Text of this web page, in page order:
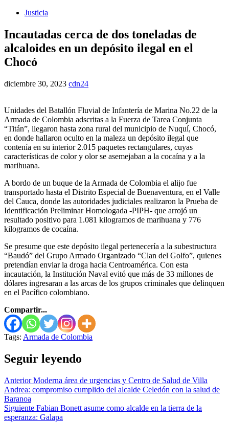
Justicia
Incautadas cerca de dos toneladas de
alcaloides en un depósito ilegal en el
Chocó
diciembre 30, 2023 cdn24
Unidades del Batallón Fluvial de Infantería de Marina No.22 de la
Armada de Colombia adscritas a la Fuerza de Tarea Conjunta
“Titán”, llegaron hasta zona rural del municipio de Nuquí, Chocó,
en donde hallaron oculto en la maleza un depósito ilegal que
contenía en su interior 2.015 paquetes rectangulares, cuyas
características de color y olor se asemejaban a la cocaína y a la
marihuana.
A bordo de un buque de la Armada de Colombia el alijo fue
transportado hasta el Distrito Especial de Buenaventura, en el Valle
del Cauca, donde las autoridades judiciales realizaron la Prueba de
Identificación Preliminar Homologada -PIPH- que arrojó un
resultado positivo para 1.081 kilogramos de marihuana y 776
kilogramos de cocaína.
Se presume que este depósito ilegal pertenecería a la subestructura
“Baudó” del Grupo Armado Organizado “Clan del Golfo”, quienes
pretendían enviar la droga hacia Centroamérica. Con esta
incautación, la Institución Naval evitó que más de 33 millones de
dólares ingresaran a las arcas de los grupos criminales que delinquen
en el Pacífico colombiano.
Compartir...
Tags: Armada de Colombia
Seguir leyendo
AnteriorModerna área de urgencias y Centro de Salud de Villa
Andrea: compromiso cumplido del alcalde Celedón con la salud de
Baranoa
Siguiente Fabian Bonett asume como alcalde en la tierra de la
esperanza: Galapa